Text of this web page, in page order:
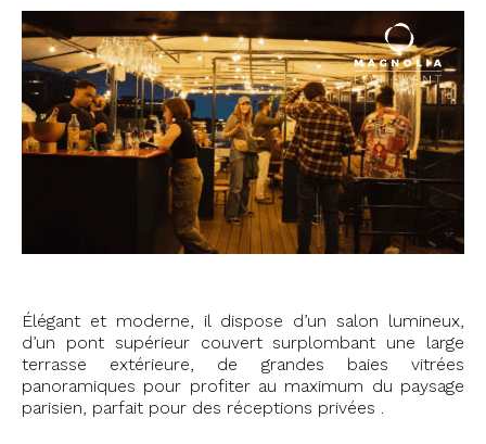
Élégant et moderne, il dispose d’un salon lumineux,
d’un pont supérieur couvert surplombant une large
terrasse extérieure, de grandes baies vitrées
panoramiques pour profiter au maximum du paysage
parisien, parfait pour des réceptions privées .